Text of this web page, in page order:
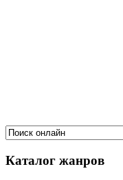
Каталог жанров